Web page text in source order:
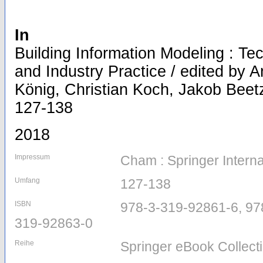
In
Building Information Modeling :
and Industry Practice / edited by
König, Christian Koch, Jakob
127-138
2018
Impressum Cham : Springer
Umfang 127-138
ISBN
978-3-319-92861-6,
319-92863-0
Reihe Springer eBook